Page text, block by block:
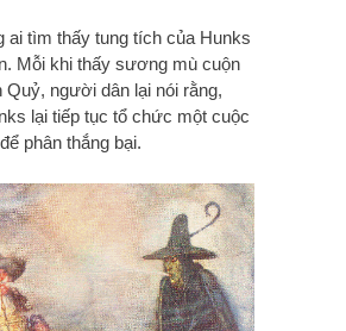
ai tìm thấy tung tích của Hunks
Mỗi khi thấy sương mù cuộn
Quỷ, người dân lại nói rằng,
lại tiếp tục tổ chức một cuộc
phân thắng bại.